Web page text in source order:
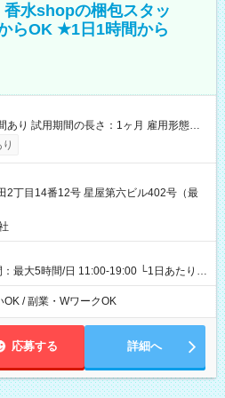
香水shopの梱包スタッ
らOK ★1日1時間から
あり 試用期間の長さ：1ヶ月 雇用形態、
です。
2丁目14番12号 星屋第六ビル402号（最
最大5時間/日 11:00-19:00 └1日あたりの
記の時間帯内であれば、いつでも勤務可
で、お好きな曜日でご勤務いただけま
に、自由な働き方が可能なお仕事です！
/ 副業・WワークOK
応募する 詳細へ